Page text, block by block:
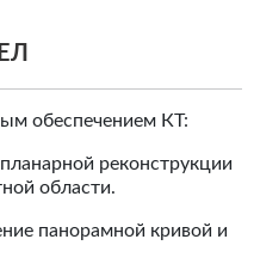
обеспечением КТ:
реконструкции
области.
панорамной кривой и